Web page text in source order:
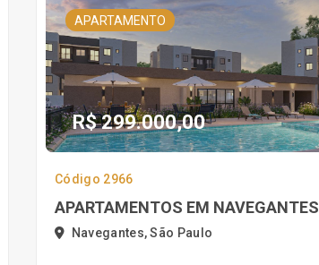
APARTAMENTO
R$ 299.000,00
Código 2966
APARTAMENTOS EM NAVEGANTES
Navegantes, São Paulo